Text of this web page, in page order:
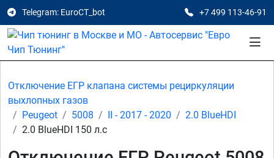
Telegram: EuroCT_bot +7 499 113-46-91
Отключение ЕГР клапана системы рециркуляции
выхлопных газов
Peugeot
5008 II - 2017 - 2020
2.0 BlueHDI
2.0 BlueHDI 150 л.с